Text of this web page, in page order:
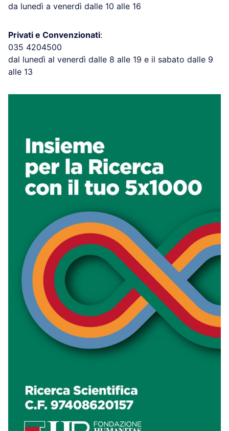
da lunedì a venerdì dalle 10 alle 16
Privati e Convenzionati:
035 4204500
dal lunedì al venerdì dalle 8 alle 19 e il sabato dalle 9
alle 13